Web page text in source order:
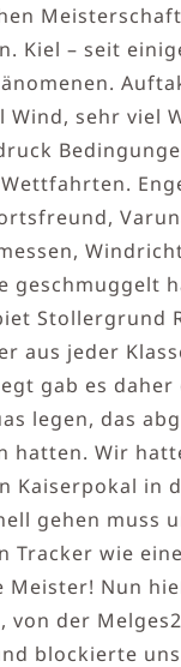
Kiel – seit
sehr
aus jeder
gab es
legen, das
Wir
in
gehen
Tracker wie
Nun
der
blockierte